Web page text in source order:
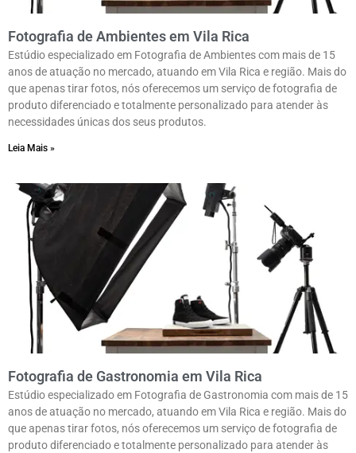
Fotografia de Ambientes em Vila Rica
Estúdio especializado em Fotografia de Ambientes com mais de 15
anos de atuação no mercado, atuando em Vila Rica e região. Mais do
que apenas tirar fotos, nós oferecemos um serviço de fotografia de
produto diferenciado e totalmente personalizado para atender às
necessidades únicas dos seus produtos.
Leia Mais »
Fotografia de Gastronomia em Vila Rica
Estúdio especializado em Fotografia de Gastronomia com mais de 15
anos de atuação no mercado, atuando em Vila Rica e região. Mais do
que apenas tirar fotos, nós oferecemos um serviço de fotografia de
produto diferenciado e totalmente personalizado para atender às